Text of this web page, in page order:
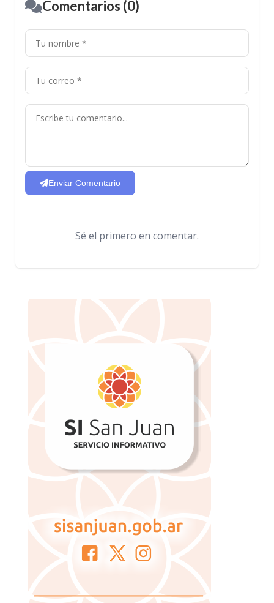
Comentarios (0)
Enviar Comentario
Sé el primero en comentar.